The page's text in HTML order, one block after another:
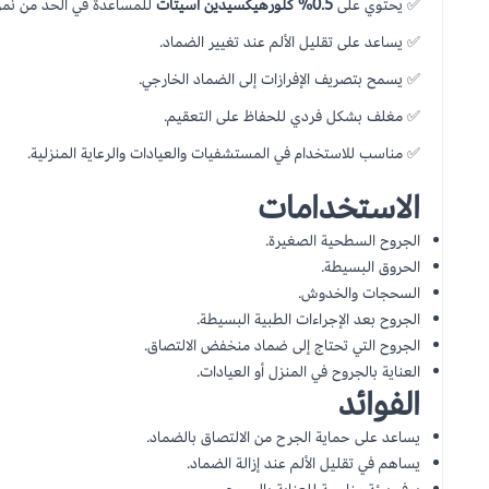
✅ يحتوي على0.5% كلورهيكسيدين أسيتات
للمساعدة في الحد من نمو
✅ يساعد على تقليل الألم عند تغيير الضماد.
✅ يسمح بتصريف الإفرازات إلى الضماد الخارجي.
✅ مغلف بشكل فردي للحفاظ على التعقيم.
✅ مناسب للاستخدام في المستشفيات والعيادات والرعاية المنزلية.
الاستخدامات
الجروح السطحية الصغيرة.
الحروق البسيطة.
السحجات والخدوش.
الجروح بعد الإجراءات الطبية البسيطة.
الجروح التي تحتاج إلى ضماد منخفض الالتصاق.
العناية بالجروح في المنزل أو العيادات.
الفوائد
يساعد على حماية الجرح من الالتصاق بالضماد.
يساهم في تقليل الألم عند إزالة الضماد.